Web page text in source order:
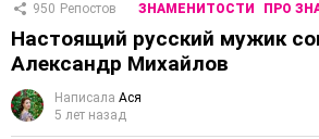
950 Репостов ЗНАМЕНИТОСТИ ПРО
Настоящий русский мужик
Александр Михайлов
Написала Ася
5 лет назад